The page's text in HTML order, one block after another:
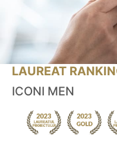
LAUREAT
ICONI MEN